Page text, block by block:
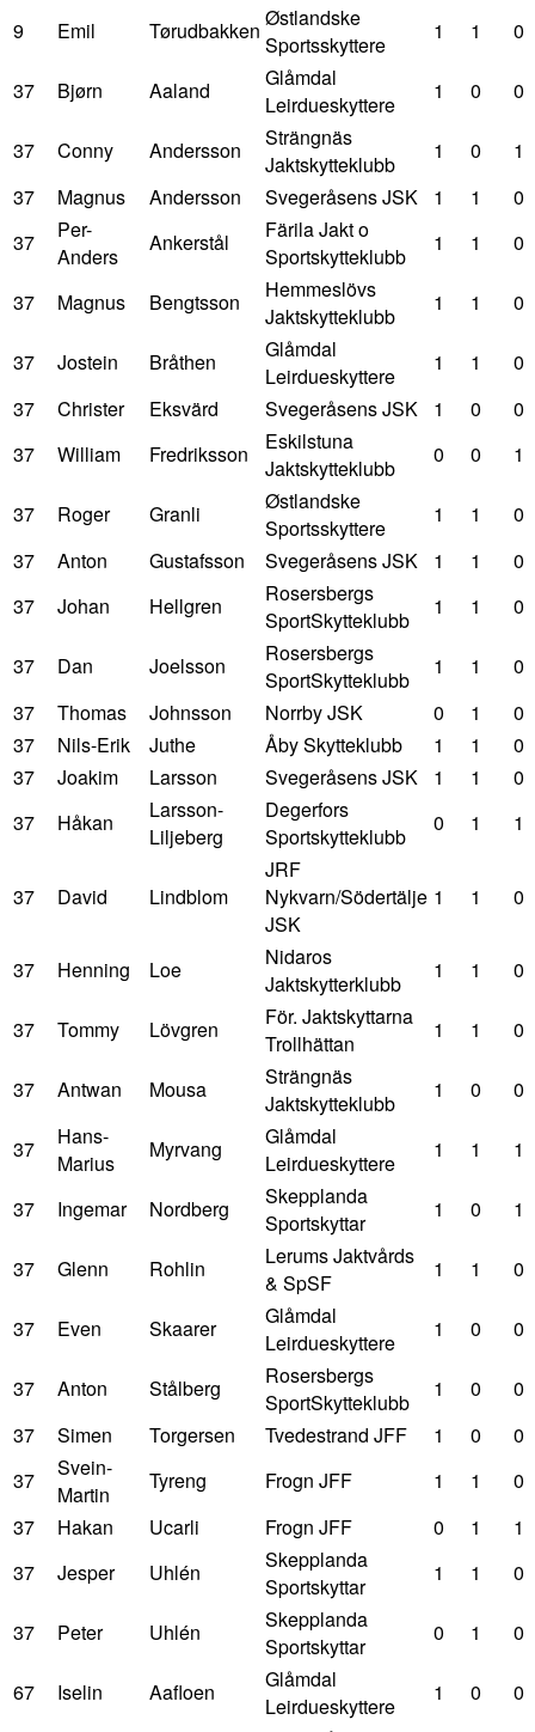
9 Emil Tørudbakken Østlandske
Sportsskyttere
1 1 0
37 Bjørn Aaland
Glåmdal
Leirdueskyttere
1 0 0
37 Conny Andersson
Strängnäs
Jaktskytteklubb
1 0
1
37
Magnus Andersson Svegeråsens JSK 1 1
0
37
Per-
Anders
Ankerstål
Färila Jakt o
Sportskytteklubb
1 1 0
37 Magnus Bengtsson
Hemmeslövs
Jaktskytteklubb
1 1 0
37 Jostein Bråthen
Glåmdal
Leirdueskyttere
1 1
0
37
Christer Eksvärd Svegeråsens JSK 1 0
0
37
William Fredriksson
Eskilstuna
Jaktskytteklubb
0 0 1
37 Roger Granli
Østlandske
Sportsskyttere
1 1
0
37
Anton Gustafsson Svegeråsens JSK 1 1
0
37
Johan Hellgren
Rosersbergs
SportSkytteklubb
1 1 0
37 Dan Joelsson
Rosersbergs
SportSkytteklubb
1 1
0
37
Thomas Johnsson Norrby JSK 0 1
0
37
Nils-Erik Juthe Åby Skytteklubb 1 1
0
37
Joakim Larsson Svegeråsens JSK 1 1
0
37
Håkan
Larsson-
Liljeberg
Degerfors
Sportskytteklubb
0 1 1
37 David Lindblom
JRF
Nykvarn/Södertälje
JSK
1 1 0
37 Henning Loe
Nidaros
Jaktskytterklubb
1 1 0
37 Tommy Lövgren
För. Jaktskyttarna
Trollhättan
1 1 0
37 Antwan Mousa
Strängnäs
Jaktskytteklubb
1 0 0
37
Hans-
Marius
Myrvang
Glåmdal
Leirdueskyttere
1 1 1
37 Ingemar Nordberg
Skepplanda
Sportskyttar
1 0 1
37 Glenn Rohlin
Lerums Jaktvårds
& SpSF
1 1 0
37 Even Skaarer
Glåmdal
Leirdueskyttere
1 0 0
37 Anton Stålberg
Rosersbergs
SportSkytteklubb
1 0
0
37
Simen Torgersen Tvedestrand JFF 1 0
0
37
Svein-
Martin
Tyreng Frogn JFF 1 1
0
37
Hakan Ucarli Frogn JFF 0 1
1
37
Jesper Uhlén
Skepplanda
Sportskyttar
1 1 0
37 Peter Uhlén
Skepplanda
Sportskyttar
0 1 0
67 Iselin Aafloen
Glåmdal
Leirdueskyttere
1 0
0